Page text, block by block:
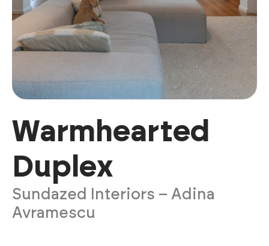
Warmhearted
Duplex
Sundazed Interiors – Adina
Avramescu